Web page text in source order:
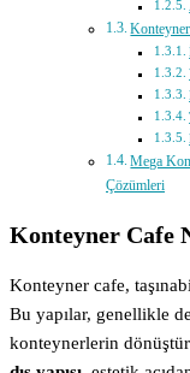
Mega
Çözümleri
Konteyner Cafe
Konteyner cafe,
Bu yapılar, genellikle
konteynerlerin